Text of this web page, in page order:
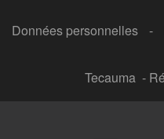
Données personnelles -
Tecauma -